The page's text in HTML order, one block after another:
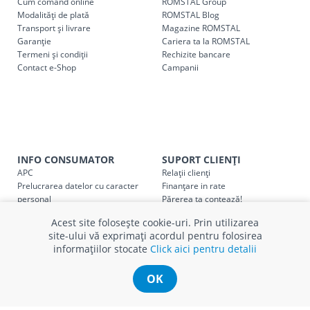
Pentru livrarea la adresa indicată de client, sunt în vigoare
următoarele tarife:
Cod Denumire serviciu TRANSPORT
SER08410
Taxa transportChișinau , pentru
(comanda online, comanda
Taxa transportsuburbiipentru
* Toate prețurile includ TVA
Modalități de plată
Transport și livrare
Garanție
Termeni și condiții
Contact e-Shop
ROMSTAL Blog
Magazine ROMSTAL
Cariera ta la ROMSTAL
Rechizite bancare
Campanii
INFO CONSUMATOR
APC
Prelucrarea datelor cu caracter
personal
Certificat Cadou
SUPORT CLIENȚI
Relații clienți
Finanțare in rate
Părerea ta contează!
Intrebări frecvente
Service
Service ECOSOFT
Contact
Acest site folosește cookie-uri. Prin utilizarea
site-ului vă exprimați acordul pentru folosirea
informațiilor stocate Click aici pentru detalii
OK